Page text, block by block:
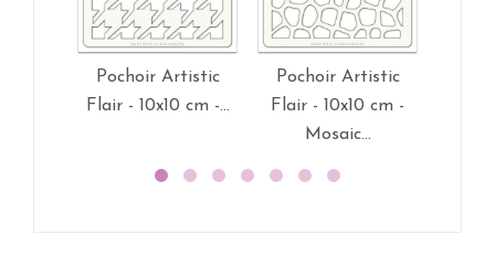
Pochoir Artistic
Flair - 10x10 cm -...
Pochoir Artistic
Flair - 10x10 cm -
Mosaic...